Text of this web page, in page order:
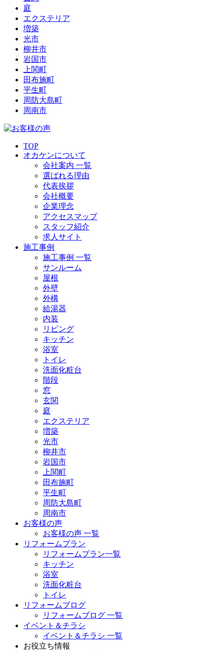
庭
エクステリア
増築
光市
柳井市
岩国市
上関町
田布施町
平生町
周防大島町
周南市
TOP
オカケンについて
会社案内 一覧
選ばれる理由
代表挨拶
会社概要
企業理念
アクセスマップ
スタッフ紹介
求人サイト
施工事例
施工事例 一覧
サンルーム
屋根
外壁
外構
給湯器
内装
リビング
キッチン
浴室
トイレ
洗面化粧台
階段
窓
玄関
庭
エクステリア
増築
光市
柳井市
岩国市
上関町
田布施町
平生町
周防大島町
周南市
お客様の声
お客様の声 一覧
リフォームプラン
リフォームプラン一覧
キッチン
浴室
洗面化粧台
トイレ
リフォームブログ
リフォームブログ 一覧
イベント＆チラシ
イベント＆チラシ 一覧
お役立ち情報